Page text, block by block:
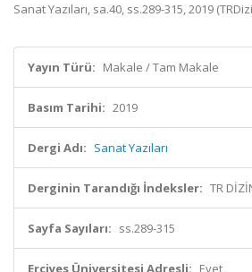
Sanat Yazıları, sa.40, ss.289-315, 2019
Yayın Türü: Makale / Tam Makale
Basım Tarihi: 2019
Dergi Adı: Sanat Yazıları
Derginin Tarandığı İndeksler: TR
Sayfa Sayıları: ss.289-315
Erciyes Üniversitesi Adresli: Evet